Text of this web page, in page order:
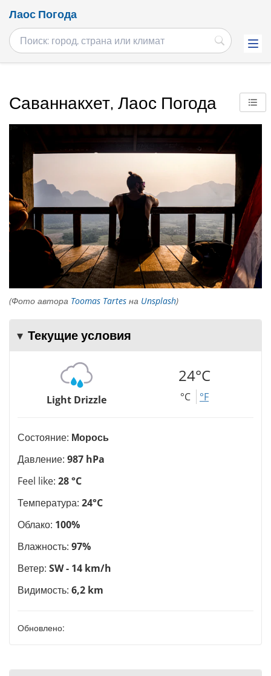
Лаос Погода
Саваннакхет, Лаос Погода
(Фото автора Toomas Tartes на Unsplash)
Текущие условия
Light Drizzle
24°C
°C °F
Состояние: Морось
Давление: 987 hPa
Feel like: 28 °C
Температура: 24°C
Облако: 100%
Влажность: 97%
Ветер: SW - 14 km/h
Видимость: 6,2 km
Обновлено: